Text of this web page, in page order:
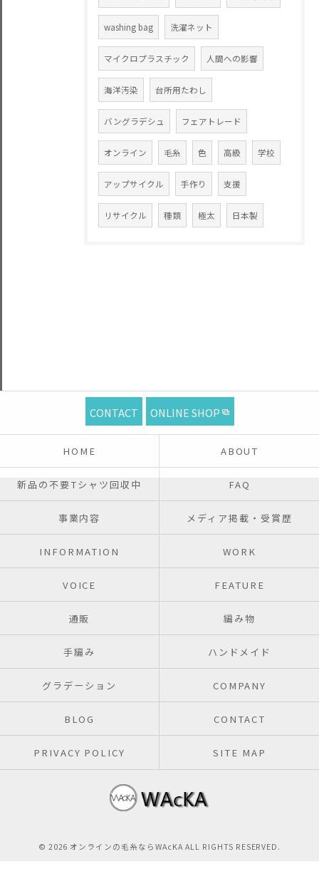
washing bag 洗濯ネット
マイクロプラスチック 人間への影響
海洋汚染 台所用たわし
バングラデシュ フェアトレード
オンライン 毛糸 色 高級 学校
アップサイクル 手作り 支援
リサイクル 種類 極太 日本製
CONTACT ONLINE SHOP
HOME ABOUT
新品の不要Tシャツ回収中 FAQ
事業内容 メディア掲載・受賞歴
INFORMATION WORK
VOICE FEATURE
通販 編み物
手編み ハンドメイド
グラデーション COMPANY
BLOG CONTACT
PRIVACY POLICY SITE MAP
© 2026 オンラインの毛糸ならWAcKA ALL RIGHTS RESERVED.